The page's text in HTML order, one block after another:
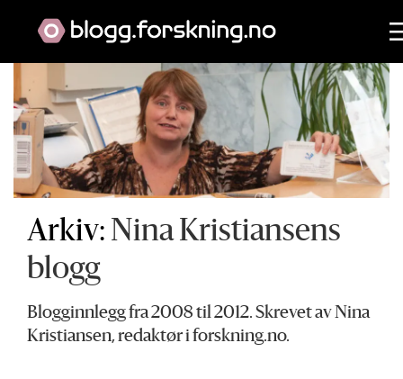
Arkiv: Nina Kristiansens
blogg
Blogginnlegg fra 2008 til 2012. Skrevet av Nina
Kristiansen, redaktør i forskning.no.